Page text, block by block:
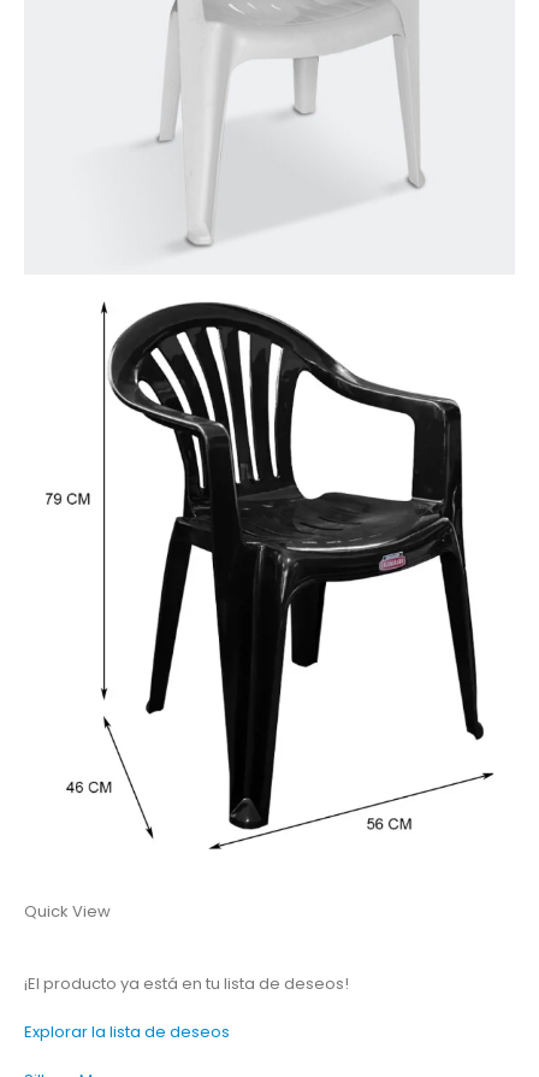
Quick View
¡El producto ya está en tu lista de deseos!
Explorar la lista de deseos